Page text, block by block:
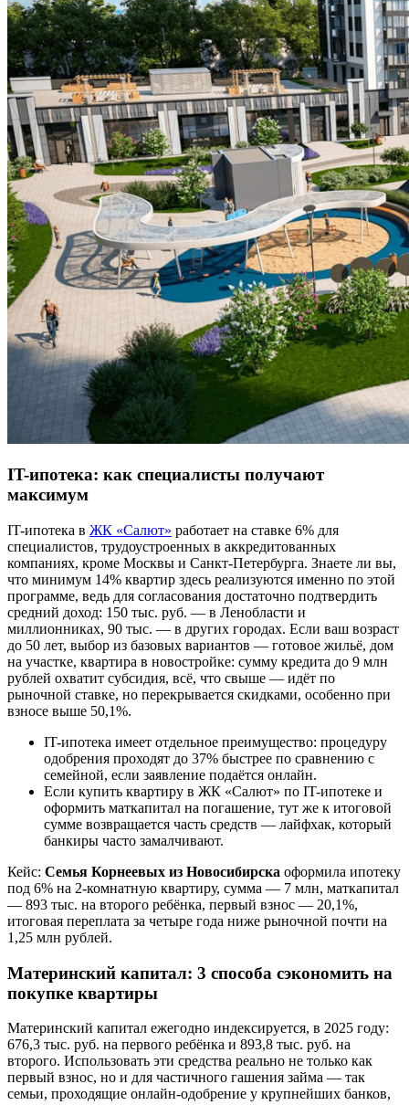
IT-ипотека: как специалисты получают
максимум
IT-ипотека в ЖК «Салют» работает на ставке 6% для
специалистов, трудоустроенных в аккредитованных
компаниях, кроме Москвы и Санкт-Петербурга. Знаете ли вы,
что минимум 14% квартир здесь реализуются именно по этой
программе, ведь для согласования достаточно подтвердить
средний доход: 150 тыс. руб. — в Ленобласти и
миллионниках, 90 тыс. — в других городах. Если ваш возраст
до 50 лет, выбор из базовых вариантов — готовое жильё, дом
на участке, квартира в новостройке: сумму кредита до 9 млн
рублей охватит субсидия, всё, что свыше — идёт по
рыночной ставке, но перекрывается скидками, особенно при
взносе выше 50,1%.
IT-ипотека имеет отдельное преимущество: процедуру
одобрения проходят до 37% быстрее по сравнению с
семейной, если заявление подаётся онлайн.
Если купить квартиру в ЖК «Салют» по IT-ипотеке и
оформить маткапитал на погашение, тут же к итоговой
сумме возвращается часть средств — лайфхак, который
банкиры часто замалчивают.
Кейс: Семья Корнеевых из Новосибирска оформила ипотеку
под 6% на 2-комнатную квартиру, сумма — 7 млн, маткапитал
— 893 тыс. на второго ребёнка, первый взнос — 20,1%,
итоговая переплата за четыре года ниже рыночной почти на
1,25 млн рублей.
Материнский капитал: 3 способа сэкономить на
покупке квартиры
Материнский капитал ежегодно индексируется, в 2025 году:
676,3 тыс. руб. на первого ребёнка и 893,8 тыс. руб. на
второго. Использовать эти средства реально не только как
первый взнос, но и для частичного гашения займа — так
семьи, проходящие онлайн-одобрение у крупнейших банков,